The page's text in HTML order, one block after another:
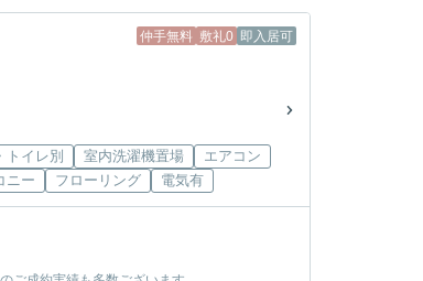
仲手無料 敷礼0 即入居可
トイレ別 室内洗濯機置場
エアコン
ニー
フローリング 電気有